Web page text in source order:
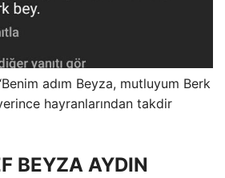
adım Beyza, mutluyum Berk
hayranlarından takdir
BEYZA AYDIN